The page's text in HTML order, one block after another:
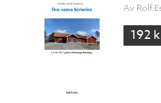
Av Rolf
192